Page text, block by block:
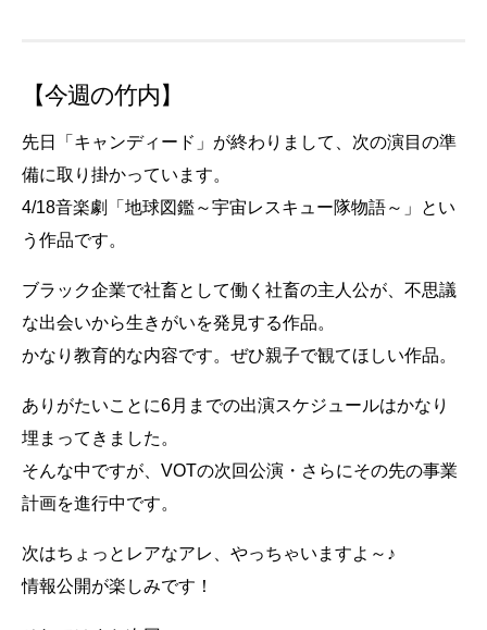
【今週の竹内】
先日「キャンディード」が終わりまして、次の演目の準
備に取り掛かっています。
4/18音楽劇「地球図鑑～宇宙レスキュー隊物語～」とい
う作品です。
ブラック企業で社畜として働く社畜の主人公が、不思議
な出会いから生きがいを発見する作品。
かなり教育的な内容です。ぜひ親子で観てほしい作品。
ありがたいことに6月までの出演スケジュールはかなり
埋まってきました。
そんな中ですが、VOTの次回公演・さらにその先の事業
計画を進行中です。
次はちょっとレアなアレ、やっちゃいますよ～♪
情報公開が楽しみです！